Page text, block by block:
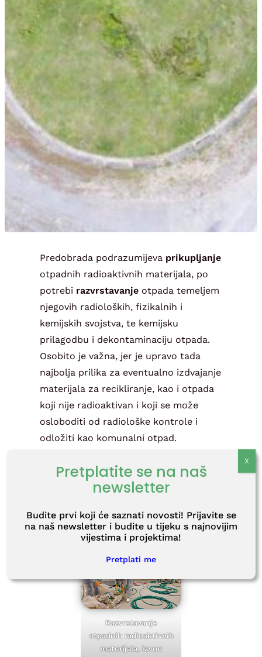
Predobrada podrazumijeva prikupljanje
otpadnih radioaktivnih materijala, po
potrebi razvrstavanje otpada temeljem
njegovih radioloških, fizikalnih i
kemijskih svojstva, te kemijsku
prilagodbu i dekontaminaciju otpada.
Osobito je važna, jer je upravo tada
najbolja prilika za eventualno izdvajanje
materijala za recikliranje, kao i otpada
koji nije radioaktivan i koji se može
osloboditi od radiološke kontrole i
odložiti kao komunalni otpad.
o svojstvima na radioaktivni otpad za
površinsko, podzemno ili duboko
Razvrstavanje
otpadnih radioaktivnih
materijala, izvor:
Pretplatite se na naš
newsletter
Budite prvi koji će saznati novosti! Prijavite se
na naš newsletter i budite u tijeku s najnovijim
vijestima i projektima!
Pretplati me